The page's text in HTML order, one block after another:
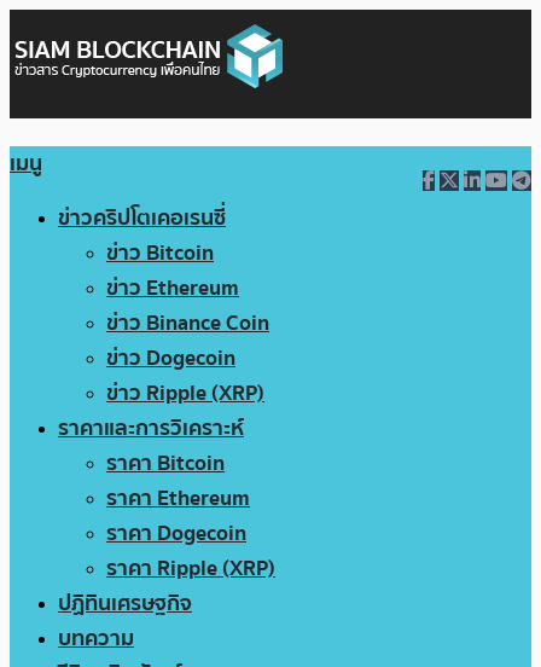
เมนู
ข่าวคริปโตเคอเรนซี่
ข่าว Bitcoin
ข่าว Ethereum
ข่าว Binance Coin
ข่าว Dogecoin
ข่าว Ripple (XRP)
ราคาและการวิเคราะห์
ราคา Bitcoin
ราคา Ethereum
ราคา Dogecoin
ราคา Ripple (XRP)
ปฏิทินเศรษฐกิจ
บทความ